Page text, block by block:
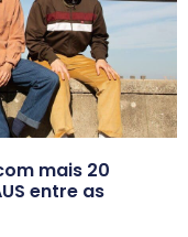
mais 20
entre as